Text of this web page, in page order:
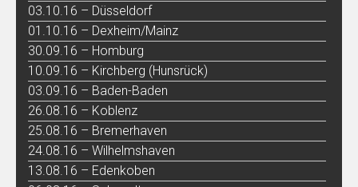
03.10.16 – Düsseldorf
01.10.16 – Dexheim/Mainz
30.09.16 – Homburg
10.09.16 – Kirchberg (Hunsrück)
03.09.16 – Baden-Baden
26.08.16 – Koblenz
25.08.16 – Bremerhaven
24.08.16 – Wilhelmshaven
13.08.16 – Edenkoben